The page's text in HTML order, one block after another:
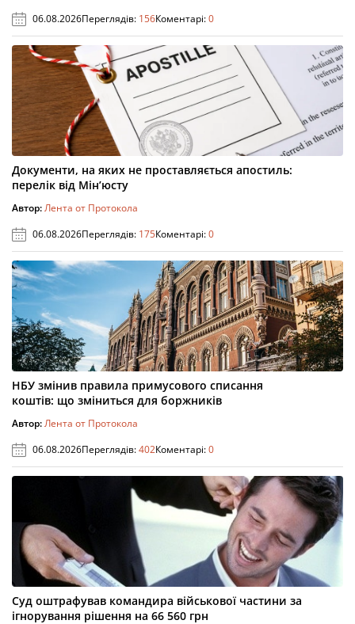
06.08.2026Переглядів: 156Коментарі:0
Документи, на яких не проставляється апостиль:
перелік від Мін’юсту
Автор:Лента от Протокола
06.08.2026Переглядів: 175Коментарі:0
НБУ змінив правила примусового списання
коштів: що зміниться для боржників
Автор:Лента от Протокола
06.08.2026Переглядів:402Коментарі:0
Суд оштрафував командира військової частини за
ігнорування рішення на 66 560 грн